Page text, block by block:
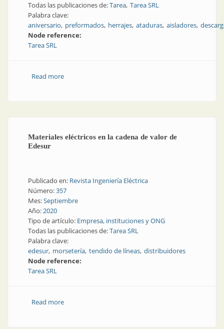
Todas las publicaciones de:Tarea Tarea SRL
Palabra clave:
aniversario preformados herrajes ataduras aisladores
Node reference:
Tarea SRL
Read moreabout 50 años de Tarea: soluciones integrales de alto
Materiales eléctricos en la cadena de valor de
Edesur
Publicado en: Revista Ingeniería Eléctrica
Número:357
Mes:Septiembre
Año:2020
Tipo de artículo: Empresa, instituciones y ONG
Todas las publicaciones de:Tarea SRL
Palabra clave:
edesur morsetería tendido de líneas distribuidores
Node reference:
Tarea SRL
Read moreabout Materiales eléctricos en la cadena de valor de